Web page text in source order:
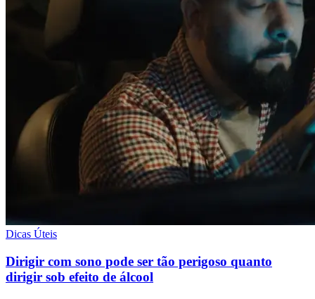
Dicas Úteis
Dirigir com sono pode ser tão perigoso quanto
dirigir sob efeito de álcool